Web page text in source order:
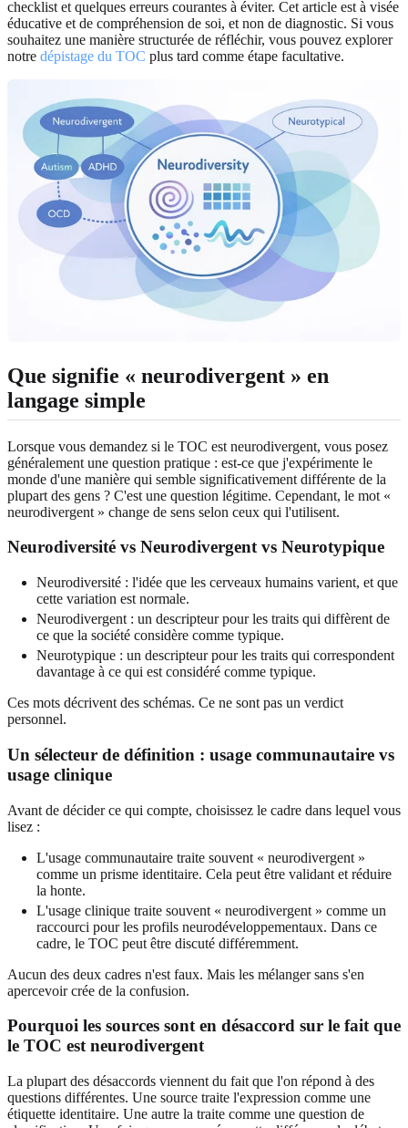
checklist et quelques erreurs courantes à éviter. Cet article est à visée
éducative et de compréhension de soi, et non de diagnostic. Si vous
souhaitez une manière structurée de réfléchir, vous pouvez explorer
notre dépistage du TOC plus tard comme étape facultative.
Que signifie « neurodivergent » en
langage simple
Lorsque vous demandez si le TOC est neurodivergent, vous posez
généralement une question pratique : est-ce que j'expérimente le
monde d'une manière qui semble significativement différente de la
plupart des gens ? C'est une question légitime. Cependant, le mot «
neurodivergent » change de sens selon ceux qui l'utilisent.
Neurodiversité vs Neurodivergent vs Neurotypique
Neurodiversité : l'idée que les cerveaux humains varient, et que
cette variation est normale.
Neurodivergent : un descripteur pour les traits qui diffèrent de
ce que la société considère comme typique.
Neurotypique : un descripteur pour les traits qui correspondent
davantage à ce qui est considéré comme typique.
Ces mots décrivent des schémas. Ce ne sont pas un verdict
personnel.
Un sélecteur de définition : usage communautaire vs
usage clinique
Avant de décider ce qui compte, choisissez le cadre dans lequel vous
lisez :
L'usage communautaire traite souvent « neurodivergent »
comme un prisme identitaire. Cela peut être validant et réduire
la honte.
L'usage clinique traite souvent « neurodivergent » comme un
raccourci pour les profils neurodéveloppementaux. Dans ce
cadre, le TOC peut être discuté différemment.
Aucun des deux cadres n'est faux. Mais les mélanger sans s'en
apercevoir crée de la confusion.
Pourquoi les sources sont en désaccord sur le fait que
le TOC est neurodivergent
La plupart des désaccords viennent du fait que l'on répond à des
questions différentes. Une source traite l'expression comme une
étiquette identitaire. Une autre la traite comme une question de